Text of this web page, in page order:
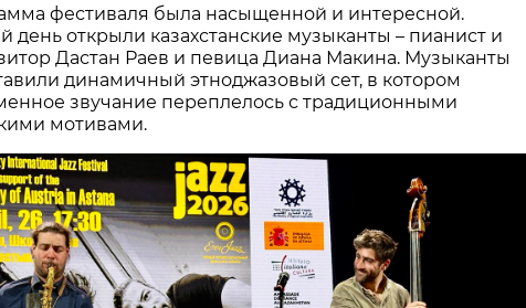
фестиваля была насыщенной и интересной.
день открыли казахстанские музыканты – пианист и
Дастан Раев и певица Диана Макина. Музыканты
динамичный этноджазовый сет, в котором
звучание переплелось с традиционными
мотивами.